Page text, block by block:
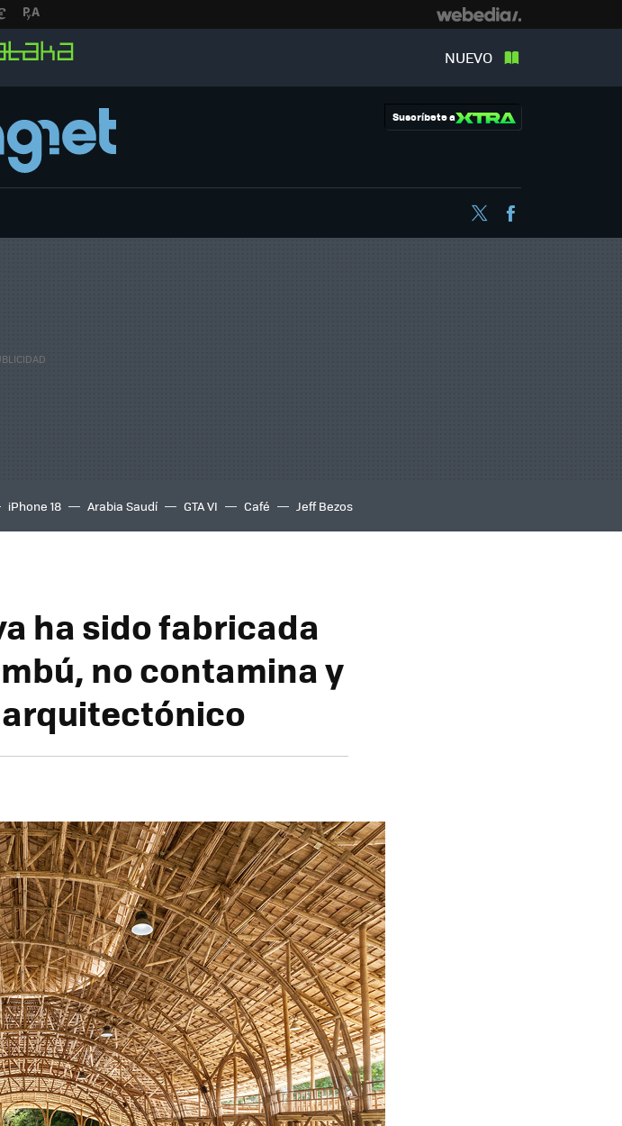
NUEVO
Suscríbete a
Twitter
iPhone 18 Arabia Saudí GTA VI Café Jeff Bezos
ha sido fabricada
no contamina y